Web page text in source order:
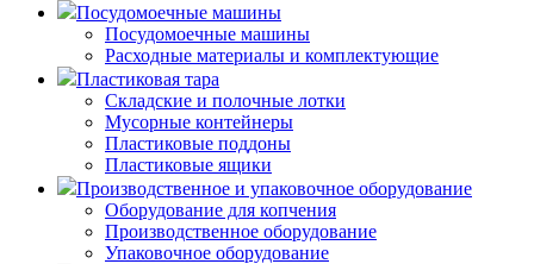
Посудомоечные машины
Посудомоечные машины
Расходные материалы и комплектующие
Пластиковая тара
Складские и полочные лотки
Мусорные контейнеры
Пластиковые поддоны
Пластиковые ящики
Производственное и упаковочное оборудование
Оборудование для копчения
Производственное оборудование
Упаковочное оборудование